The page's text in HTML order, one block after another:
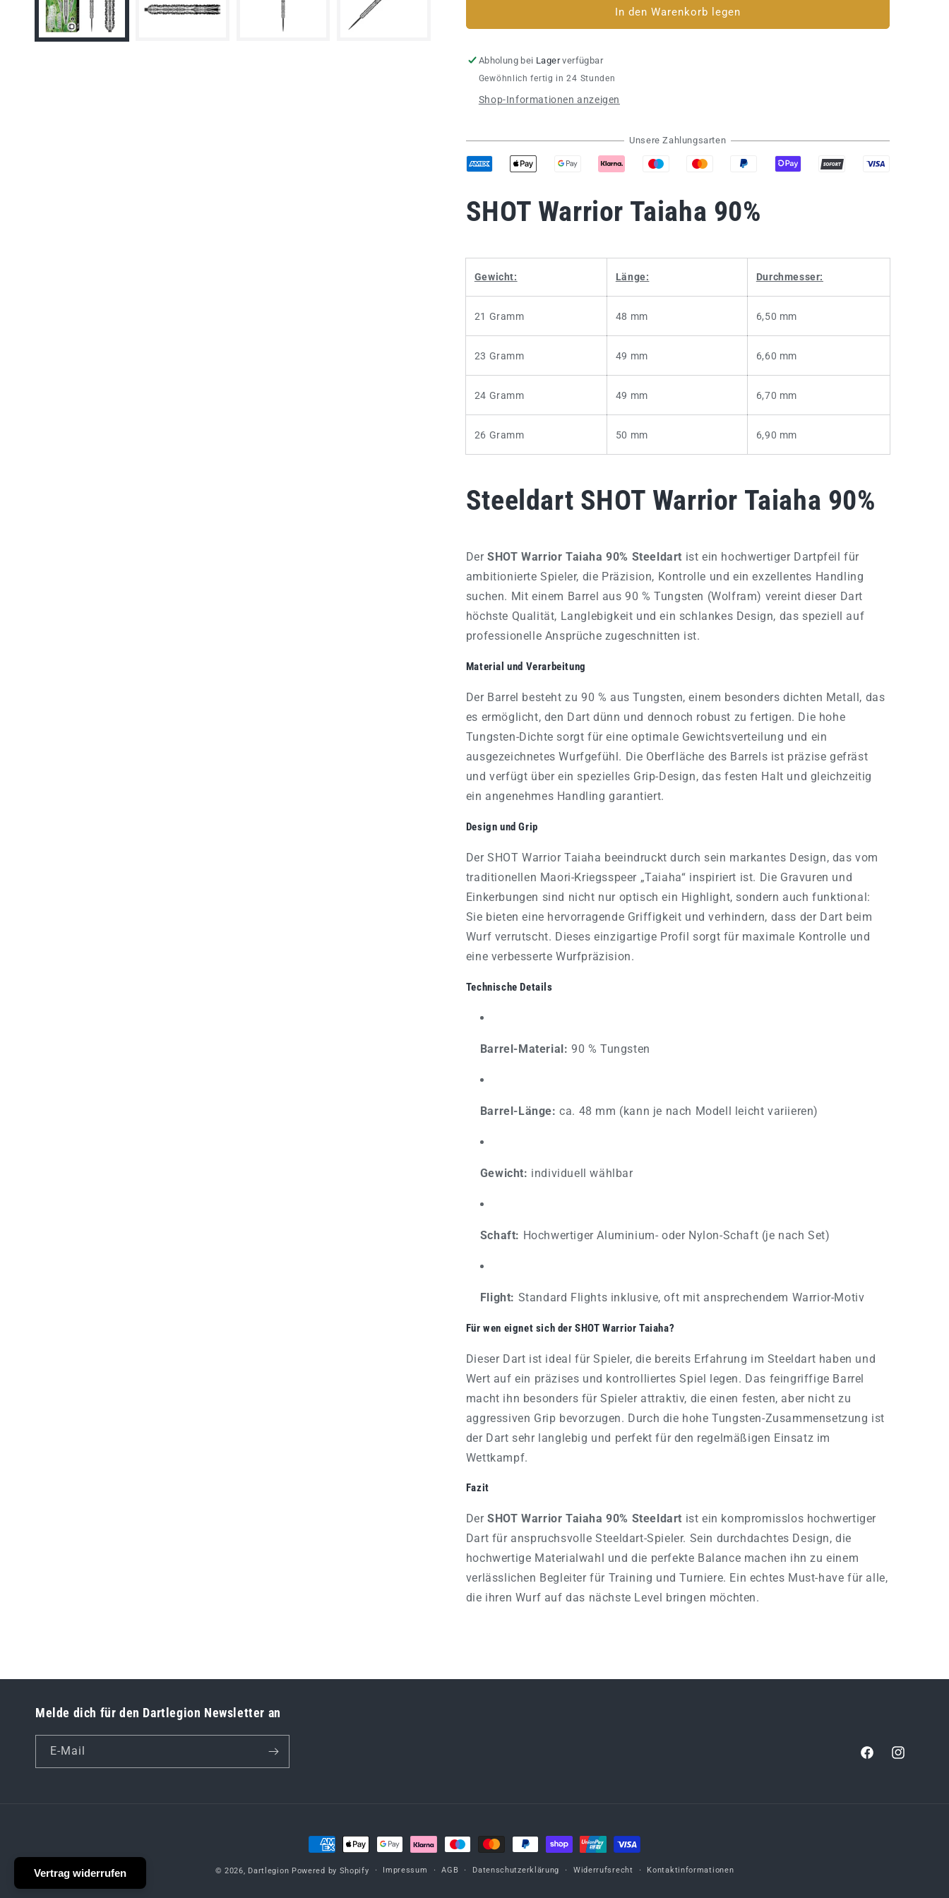
Steeldart
Warrior
Taiaha
90%
Steeldart
Warrior
Taiaha
90%
In den Warenkorb legen
Abholung bei Lagerverfügbar
Gewöhnlich fertig in 24 Stunden
Shop-Informationen anzeigen
Unsere Zahlungsarten
SHOT Warrior Taiaha 90%
Gewicht: Länge: Durchmesser:
21 Gramm 48 mm 6,50 mm
23 Gramm 49 mm 6,60 mm
24 Gramm 49 mm 6,70 mm
26 Gramm 50 mm 6,90 mm
Steeldart SHOT Warrior Taiaha 90%
DerSHOT Warrior Taiaha 90% Steeldart ist ein hochwertiger Dartpfeil für
ambitionierte Spieler, die Präzision, Kontrolle und ein exzellentes Handling
suchen. Mit einem Barrel aus 90 % Tungsten (Wolfram) vereint dieser Dart
höchste Qualität, Langlebigkeit und ein schlankes Design, das speziell auf
professionelle Ansprüche zugeschnitten ist.
Material und Verarbeitung
Der Barrel besteht zu 90 % aus Tungsten, einem besonders dichten Metall, das
es ermöglicht, den Dart dünn und dennoch robust zu fertigen. Die hohe
Tungsten-Dichte sorgt für eine optimale Gewichtsverteilung und ein
ausgezeichnetes Wurfgefühl. Die Oberfläche des Barrels ist präzise gefräst
und verfügt über ein spezielles Grip-Design, das festen Halt und gleichzeitig
ein angenehmes Handling garantiert.
Design und Grip
Der SHOT Warrior Taiaha beeindruckt durch sein markantes Design, das vom
traditionellen Maori-Kriegsspeer „Taiaha“ inspiriert ist. Die Gravuren und
Einkerbungen sind nicht nur optisch ein Highlight, sondern auch funktional:
Sie bieten eine hervorragende Griffigkeit und verhindern, dass der Dart beim
Wurf verrutscht. Dieses einzigartige Profil sorgt für maximale Kontrolle und
eine verbesserte Wurfpräzision.
Technische Details
Barrel-Material: 90 % Tungsten
Barrel-Länge: ca. 48 mm (kann je nach Modell leicht variieren)
Gewicht: individuell wählbar
Schaft: Hochwertiger Aluminium- oder Nylon-Schaft (je nach Set)
Flight: Standard Flights inklusive, oft mit ansprechendem Warrior-Motiv
Für wen eignet sich der SHOT Warrior Taiaha?
Dieser Dart ist ideal für Spieler, die bereits Erfahrung im Steeldart haben und
Wert auf ein präzises und kontrolliertes Spiel legen. Das feingriffige Barrel
macht ihn besonders für Spieler attraktiv, die einen festen, aber nicht zu
aggressiven Grip bevorzugen. Durch die hohe Tungsten-Zusammensetzung ist
der Dart sehr langlebig und perfekt für den regelmäßigen Einsatz im
Wettkampf.
Fazit
DerSHOT Warrior Taiaha 90% Steeldart ist ein kompromisslos hochwertiger
Dart für anspruchsvolle Steeldart-Spieler. Sein durchdachtes Design, die
hochwertige Materialwahl und die perfekte Balance machen ihn zu einem
verlässlichen Begleiter für Training und Turniere. Ein echtes Must-have für alle,
die ihren Wurf auf das nächste Level bringen möchten.
Melde dich für den Dartlegion Newsletter an
E-Mail
FacebookInstagram
Zahlungsmethoden
© 2026, Dartlegion Powered by Shopify Impressum AGB Datenschutzerklärung Widerrufsrecht Kontaktinformationen
Vertrag widerrufen